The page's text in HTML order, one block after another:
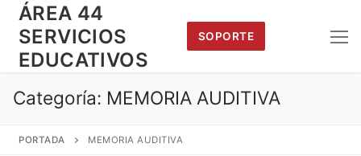
Saltar
contenido
ÁREA 44
SERVICIOS
EDUCATIVOS
SOPORTE
Categoría: MEMORIA AUDITIVA
PORTADA MEMORIA AUDITIVA